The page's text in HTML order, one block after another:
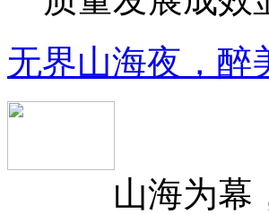
无界山海夜，
山海为幕，